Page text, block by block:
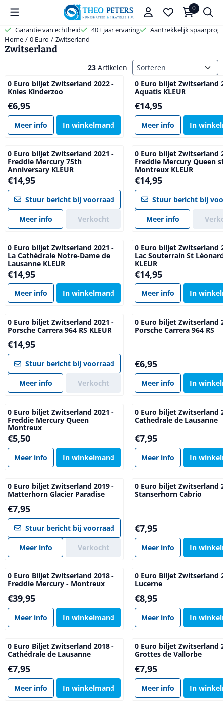
Cookievoorkeuren zijn beschikbaar. Kies instellingen of sta alle
0
Garantie van echtheid 40+ jaar ervaring
Aantrekkelijk
Home / 0 Euro / Zwitserland
Zwitserland
23 Artikelen Sorteermethode
0 Euro biljet Zwitserland 2022 -
Knies Kinderzoo
Prijs: 6,95
€6,95
Meer info In winkelmand
0 Euro biljet Zwitserland
Aquatis KLEUR
Prijs: 14,95
€14,95
Meer info In
0 Euro biljet Zwitserland 2021 -
Freddie Mercury 75th
Anniversary KLEUR
Prijs: 14,95
€14,95
Stuur bericht bij voorraad
Meer info Verkocht
0 Euro biljet Zwitserland
Freddie Mercury Queen
Montreux KLEUR
Prijs: 14,95
€14,95
Stuur bericht bij
Meer info
0 Euro biljet Zwitserland 2021 -
La Cathédrale Notre-Dame de
Lausanne KLEUR
Prijs: 14,95
€14,95
Meer info In winkelmand
0 Euro biljet Zwitserland
Lac Souterrain St
KLEUR
Prijs: 14,95
€14,95
Meer info In
0 Euro biljet Zwitserland 2021 -
Porsche Carrera 964 RS KLEUR
Prijs: 14,95
€14,95
Stuur bericht bij voorraad
Meer info Verkocht
0 Euro biljet Zwitserland
Porsche Carrera 964 RS
Prijs: 6,95
€6,95
Meer info In
0 Euro biljet Zwitserland 2021 -
Freddie Mercury Queen
Montreux
Prijs: 5,50
€5,50
Meer info In winkelmand
0 Euro biljet Zwitserland
Cathedrale de Lausanne
Prijs: 7,95
€7,95
Meer info In
0 Euro biljet Zwitserland 2019 -
Matterhorn Glacier Paradise
Prijs: 7,95
€7,95
Stuur bericht bij voorraad
Meer info Verkocht
0 Euro biljet Zwitserland
Stanserhorn Cabrio
Prijs: 7,95
€7,95
Meer info In
0 Euro Biljet Zwitserland 2018 -
Freddie Mercury - Montreux
Prijs: 39,95
€39,95
Meer info In winkelmand
0 Euro Biljet Zwitserland
Lucerne
Prijs: 8,95
€8,95
Meer info In
0 Euro Biljet Zwitserland 2018 -
Cathédrale de Lausanne
Prijs: 7,95
€7,95
Meer info In winkelmand
0 Euro biljet Zwitserland
Grottes de Vallorbe
Prijs: 7,95
€7,95
Meer info In